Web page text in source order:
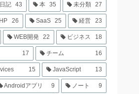
日記 43 本 35 未分類 27
26 SaaS 25 経営 23
WEB開発 22 ビジネス 18
17 チーム 16
15 JavaScript 13
Androidアプリ 9 ノート 9